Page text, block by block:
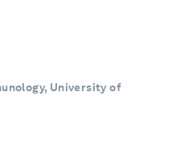
University of